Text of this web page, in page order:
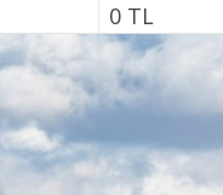
0 TL